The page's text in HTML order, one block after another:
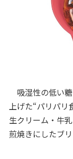
吸湿性の低い
上げた“パリパリ
生クリーム・牛
煎焼きにしたブ